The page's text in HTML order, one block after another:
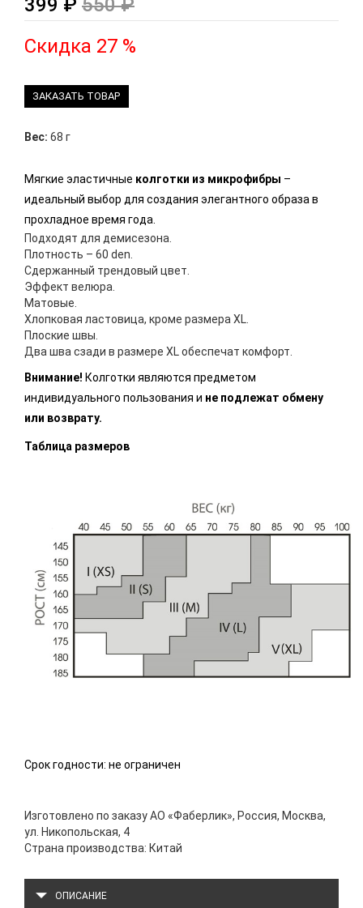
399 ₽ 550 ₽
Скидка 27 %
ЗАКАЗАТЬ ТОВАР
Вес: 68 г
Мягкие эластичные колготки из микрофибры –
идеальный выбор для создания элегантного образа в
прохладное время года.
Подходят для демисезона.
Плотность – 60 den.
Сдержанный трендовый цвет.
Эффект велюра.
Матовые.
Хлопковая ластовица, кроме размера XL.
Плоские швы.
Два шва сзади в размере XL обеспечат комфорт.
Внимание! Колготки являются предметом
индивидуального пользования и не подлежат обмену
или возврату.
Таблица размеров
Срок годности: не ограничен
Изготовлено по заказу АО «Фаберлик», Россия, Москва,
ул. Никопольская, 4
Страна производства: Китай
ОПИСАНИЕ